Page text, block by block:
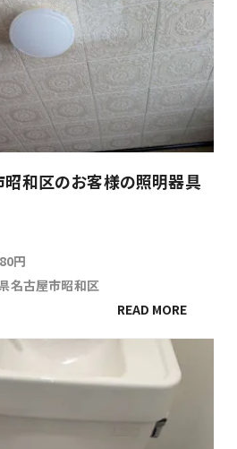
和区のお客様の照明器具
円
名古屋市昭和区
READ MORE